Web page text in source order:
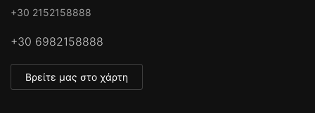
+30 2152158888
+30 6982158888
Βρείτε μας στο χάρτη